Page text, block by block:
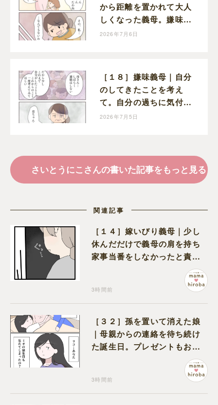
から距離を置かれて大人
しくなった義母。嫌味も
ないが謝罪もない
2026年7月6日
［１８］嫌味義母｜自分
のしてきたことを考え
て。自分の過ちに気付か
ない義母に距離を置くと
2026年7月5日
さいとうにこさんの書いた記事をもっと見る
関連記事
［１４］嫁いびり義母｜少し
休んだだけで義母の肩を持ち
家事当番をしなかったと責め
3時間前
［３２］孫を置いて消えた娘
｜母親からの連絡を待ち続け
た誕生日。プレゼントもお祝
3時間前